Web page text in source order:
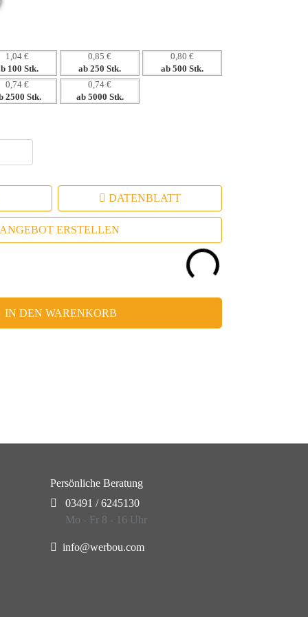
1,04 €
100 Stk.
0,85 €
ab 250 Stk.
0,80 €
ab 500 Stk.
0,74 €
2500 Stk.
0,74 €
ab 5000 Stk.
DATENBLATT
ANGEBOT ERSTELLEN
IN DEN WARENKORB
Persönliche Beratung
03491 / 6245130
Mo - Fr 8 - 16 Uhr
info@werbou.com